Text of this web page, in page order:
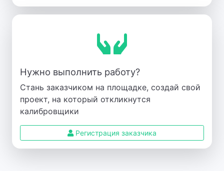
Нужно выполнить работу?
Стань заказчиком на площадке, создай свой
проект, на который откликнутся
калибровщики
Регистрация заказчика